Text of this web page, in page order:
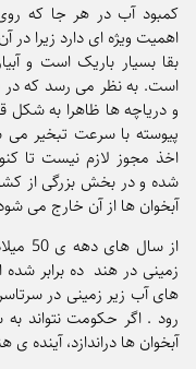
کمبود آب در هر جا که
اهمیت ویژه ای دارد زیرا
بقا بسیار باریک است و
است. به نظر می رسد که
و دریاچه ها ظاهرا به شکل
پیوسته با سرعت تبخیر می
شده و در بخش بزرگی از
آبخوان ها از آن خارج می
از
زمینی در هند ده برابر
های آب زیر زمینی در
رود . اگر حکومت نتواند
آبخوان ها دراندازد، آینده